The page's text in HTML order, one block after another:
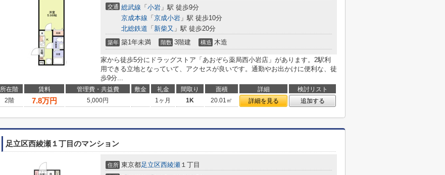
交通 総武線 「 小岩 」駅 徒歩9分
京成本線 「 京成小岩 」駅 徒歩10分
北総鉄道 「 新柴又 」駅 徒歩20分
築年 築1年未満 階数 3階建 構造 木造
家から徒歩5分にドラッグストア「あおぞら薬局西小岩店」があります。2駅利
用できる立地となっていて、アクセスが良いです。通勤やお出かけに便利な、徒
歩9分...
所在階 賃料 管理費・共益費 敷金 礼金 間取り 面積 詳細
検討リスト
2階
7.8万円 5,000円 1ヶ月 1K 20.01㎡ 詳細を見る 追加する
足立区西綾瀬１丁目のマンション
住所 東京都足立区西綾瀬 １丁目